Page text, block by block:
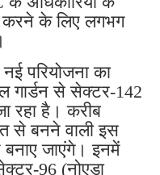
करने के लिए लगभग
परियोजना का
गार्डन से सेक्टर-142
रहा है। करीब
से बनने वाली इस
जाएंगे। इनमें
96 (नोएडा